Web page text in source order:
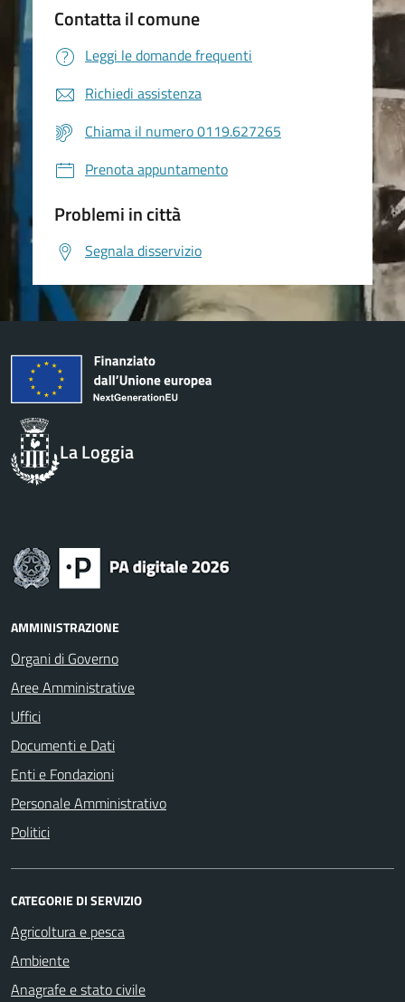
Contatta il comune
Leggi le domande frequenti
Richiedi assistenza
Chiama il numero 0119.627265
Prenota appuntamento
Problemi in città
Segnala disservizio
La Loggia
AMMINISTRAZIONE
Organi di Governo
Aree Amministrative
Uffici
Documenti e Dati
Enti e Fondazioni
Personale Amministrativo
Politici
CATEGORIE DI SERVIZIO
Agricoltura e pesca
Ambiente
Anagrafe e stato civile